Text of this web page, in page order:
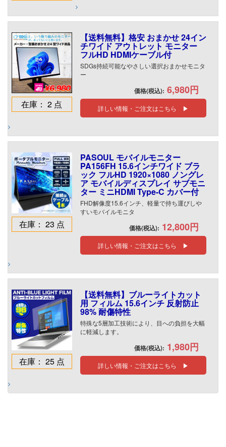
在庫： 2 点
【送料無料】格安 おまかせ 24イン
チワイド アウトレット モニター
フルHD HDMIケーブル付
SDGs持続可能なやさしい選択おまかせモニタ
ー
価格(税込): 6,980円
詳しい情報・ご注文はこちら ▶
在庫： 23 点
PASOUL モバイルモニター
PA156FH 15.6インチワイド ブラ
ック フルHD 1920×1080 ノングレ
ア モバイルディスプレイ サブモニ
ター ミニHDMI Type-C カバー付
FHD解像度15.6インチ、軽量で持ち運びしや
すいモバイルモニタ
価格(税込): 12,800円
詳しい情報・ご注文はこちら ▶
在庫： 25 点
【送料無料】ブルーライトカット
用 フィルム 15.6インチ 反射防止
98% 耐傷特性
特殊な5層加工技術により、目への負担を大幅
に軽減します。
価格(税込): 1,980円
詳しい情報・ご注文はこちら ▶